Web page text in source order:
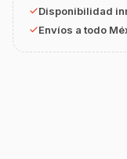
Disponibilidad
Envíos a todo